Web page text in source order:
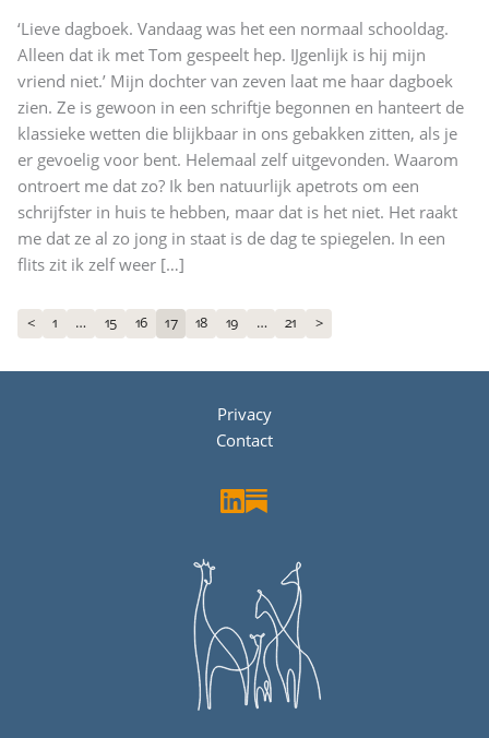
‘Lieve dagboek. Vandaag was het een normaal schooldag.
Alleen dat ik met Tom gespeelt hep. IJgenlijk is hij mijn
vriend niet.’ Mijn dochter van zeven laat me haar dagboek
zien. Ze is gewoon in een schriftje begonnen en hanteert de
klassieke wetten die blijkbaar in ons gebakken zitten, als je
er gevoelig voor bent. Helemaal zelf uitgevonden. Waarom
ontroert me dat zo? Ik ben natuurlijk apetrots om een
schrijfster in huis te hebben, maar dat is het niet. Het raakt
me dat ze al zo jong in staat is de dag te spiegelen. In een
flits zit ik zelf weer […]
< 1 … 15 16 17 18 19 … 21 >
Privacy
Contact